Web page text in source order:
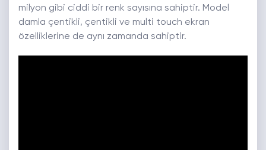
milyon gibi ciddi bir renk sayısına sahiptir. Model
damla çentikli, çentikli ve multi touch ekran
özelliklerine de aynı zamanda sahiptir.